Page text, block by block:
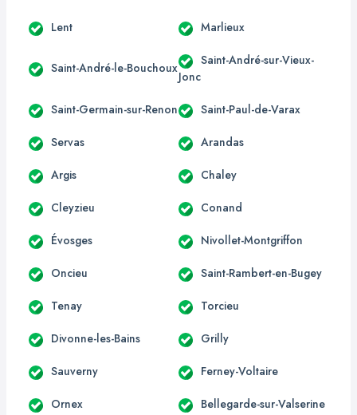
Lent Marlieux
Saint-André-le-Bouchoux
Saint-André-sur-Vieux-
Jonc
Saint-Germain-sur-Renon Saint-Paul-de-Varax
Servas Arandas
Argis Chaley
Cleyzieu Conand
Évosges Nivollet-Montgriffon
Oncieu Saint-Rambert-en-Bugey
Tenay Torcieu
Divonne-les-Bains Grilly
Sauverny Ferney-Voltaire
Ornex Bellegarde-sur-Valserine